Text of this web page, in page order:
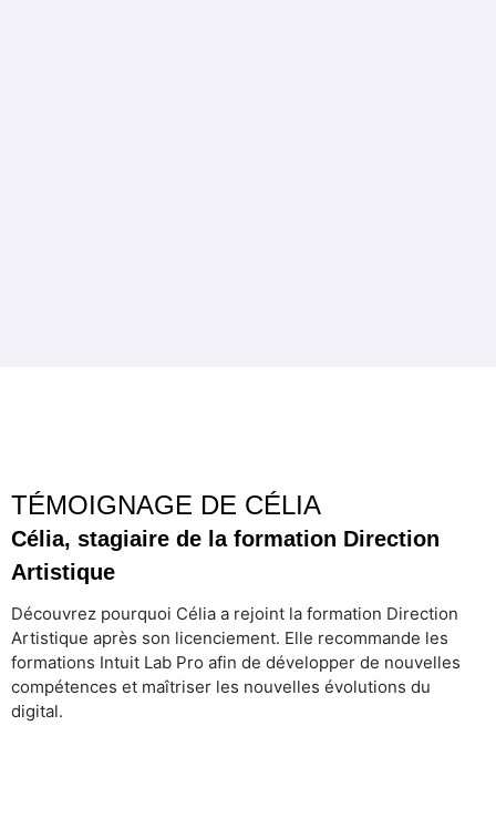
TÉMOIGNAGE DE CÉLIA
Célia, stagiaire de la formation Direction
Artistique
Découvrez pourquoi Célia a rejoint la formation Direction
Artistique après son licenciement. Elle recommande les
formations Intuit Lab Pro afin de développer de nouvelles
compétences et maîtriser les nouvelles évolutions du
digital.